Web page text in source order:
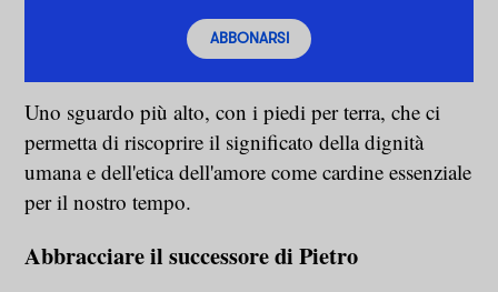
ABBONARSI
Uno sguardo più alto, con i piedi per terra, che ci
permetta di riscoprire il significato della dignità
umana e dell'etica dell'amore come cardine essenziale
per il nostro tempo.
Abbracciare il successore di Pietro